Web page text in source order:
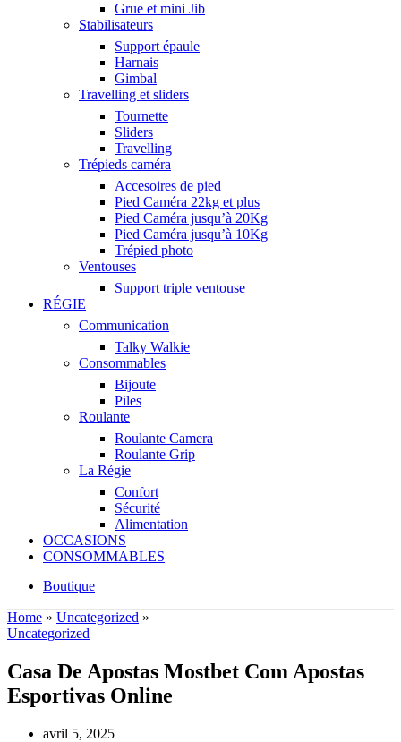
Grue et mini Jib
Stabilisateurs
Support épaule
Harnais
Gimbal
Travelling et sliders
Tournette
Sliders
Travelling
Trépieds caméra
Accesoires de pied
Pied Caméra 22kg et plus
Pied Caméra jusqu’à 20Kg
Pied Caméra jusqu’à 10Kg
Trépied photo
Ventouses
Support triple ventouse
RÉGIE
Communication
Talky Walkie
Consommables
Bijoute
Piles
Roulante
Roulante Camera
Roulante Grip
La Régie
Confort
Sécurité
Alimentation
OCCASIONS
CONSOMMABLES
Boutique
Home » Uncategorized »
Uncategorized
Casa De Apostas Mostbet Com Apostas
Esportivas Online
avril 5, 2025